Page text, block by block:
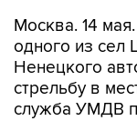
Москва. 14
одного из
Ненецкого
стрельбу в
служба УМДВ